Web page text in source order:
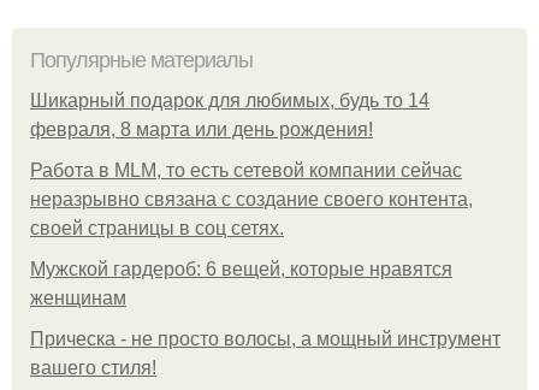
Популярные материалы
Шикарный подарок для любимых, будь то 14
февраля, 8 марта или день рождения!
Работа в MLM, то есть сетевой компании сейчас
неразрывно связана с создание своего контента,
своей страницы в соц сетях.
Мужской гардероб: 6 вещей, которые нравятся
женщинам
Прическа - не просто волосы, а мощный инструмент
вашего стиля!